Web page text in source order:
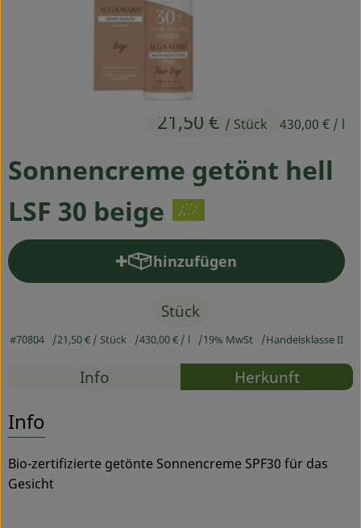
Obst & Gemüse
Drogerie
So geht's
Sonnencreme getönt hell
LSF 30 beige
21,50 € / Stück 430,00 € / l
hinzufügen
Produkt zum Warenkorb
Stück
#70804 21,50 € / Stück 430,00 € / l 19% MwSt Handelsklasse II
Rezepte
Info Herkunft
Info
Bio-zertifizierte getönte Sonnencreme SPF30 für das
Gesicht